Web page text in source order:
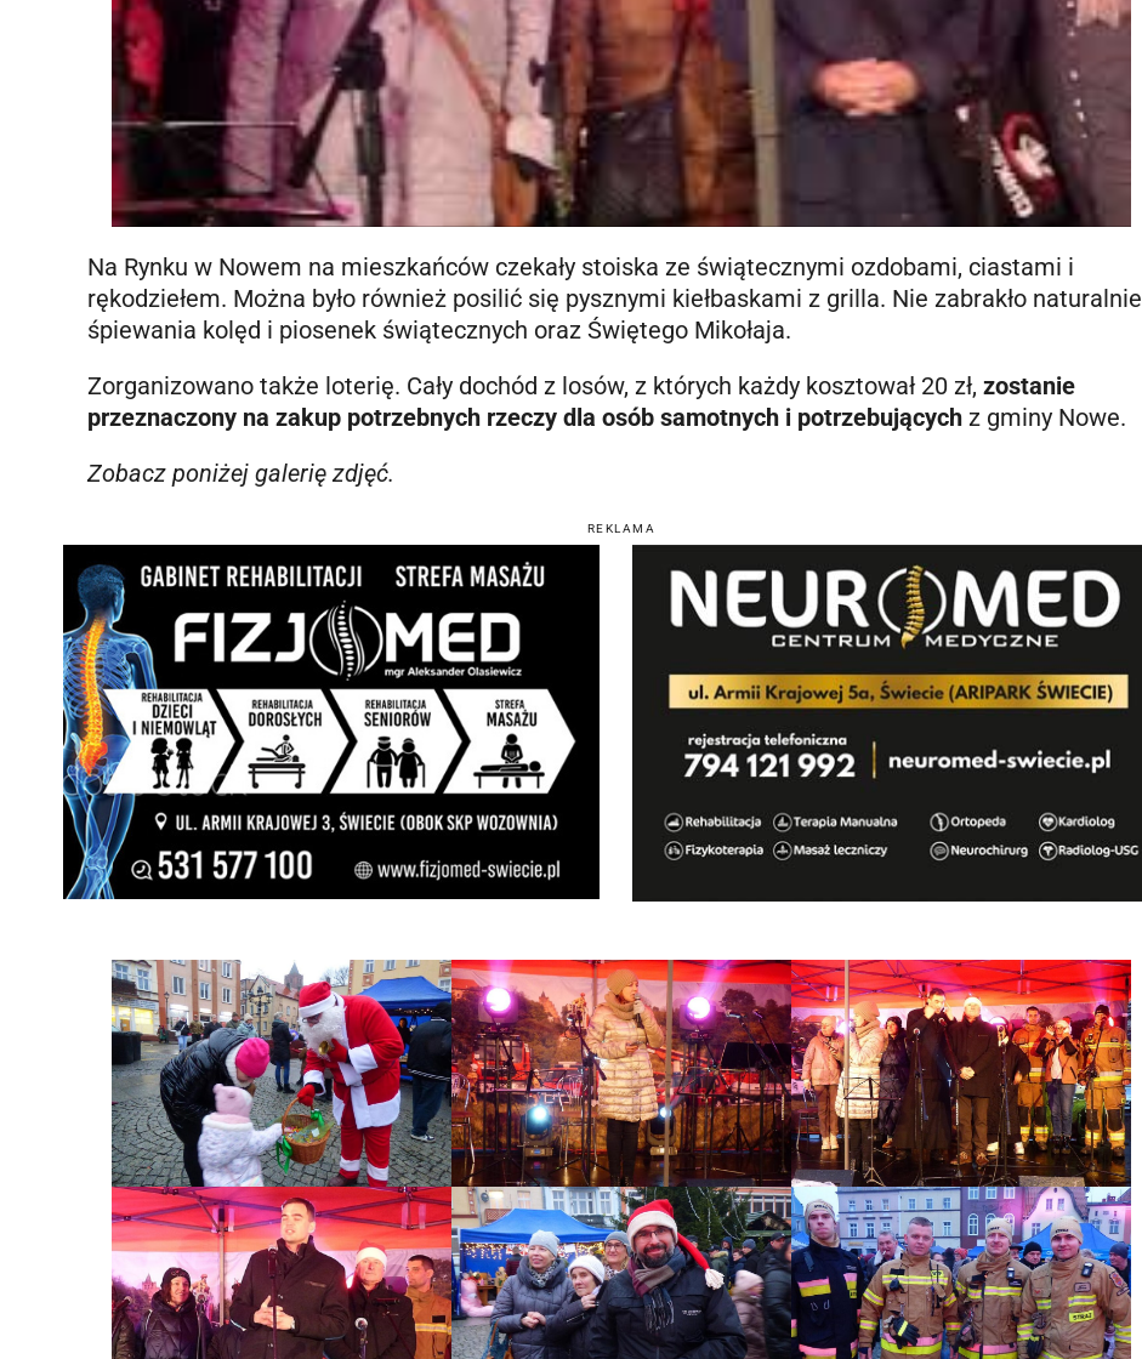
Na Rynku w Nowem na mieszkańców czekały stoiska ze świątecznymi ozdobami, ciastami i
rękodziełem. Można było również posilić się pysznymi kiełbaskami z grilla. Nie zabrakło naturalnie
śpiewania kolęd i piosenek świątecznych oraz Świętego Mikołaja.
Zorganizowano także loterię. Cały dochód z losów, z których każdy kosztował 20 zł, zostanie
przeznaczony na zakup potrzebnych rzeczy dla osób samotnych i potrzebujących z gminy Nowe.
Zobacz poniżej galerię zdjęć.
REKLAMA